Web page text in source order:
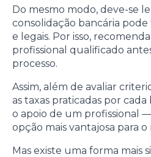
Do mesmo modo, deve-se
consolidação bancária pode
e legais. Por isso,
profissional qualificado
processo.
Assim, além de avaliar
as taxas praticadas por cada
o apoio de um profissional
opção mais vantajosa para o
Mas existe uma forma mais